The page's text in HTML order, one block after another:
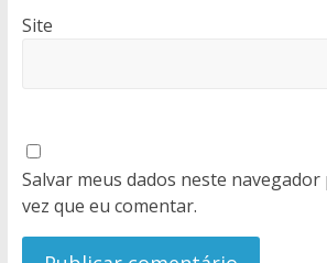
Site
Salvar meus dados neste
vez que eu comentar.